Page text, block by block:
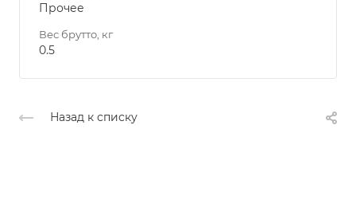
Прочее
Вес брутто, кг
0.5
Назад к списку